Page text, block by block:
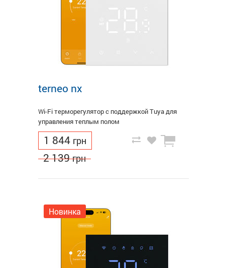
terneo nx
Wi-Fi терморегулятор с поддержкой Tuya для
управления теплым полом
1 844 грн
2 139 грн
Новинка